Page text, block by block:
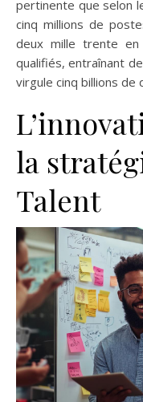
pertinente que selon
cinq millions de
deux mille trente en
qualifiés, entraînant
virgule cinq billions de
la
Talent